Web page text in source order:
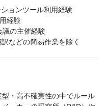
ョンツール利用経験
経験
議の主催経験
などの簡易作業を除く
・高不確実性の中でルール